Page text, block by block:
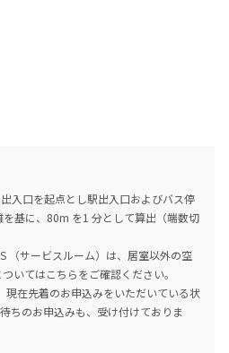
入口を起点とし駅出入口およびバス停
基に、80m を1 分として算出（端数切
（サービスルーム）は、居室以外の空
いてはこちらをご確認ください。
現在先着のお申込みをいただいている状
ちのお申込みも、受け付けておりま